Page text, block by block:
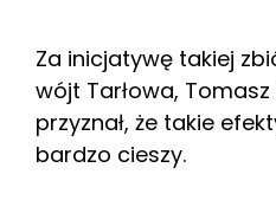
Za inicjatywę takiej
wójt Tarłowa,
przyznał, że takie
bardzo cieszy.